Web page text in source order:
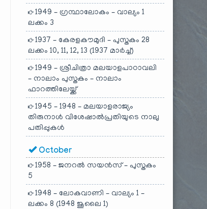
1949 – ഗ്രന്ഥാലോകം – വാല്യം 1
ലക്കം 3
1937 – കേരളകൗമുദി – പുസ്തകം 28
ലക്കം 10, 11, 12, 13 (1937 മാർച്ച്)
1949 – ശ്രീചിത്രാ മലയാളപാഠാവലി
– നാലാം പുസ്തകം – നാലാം
ഫാറത്തിലേയ്ക്ക്
1945 – 1948 – മലയാളരാജ്യം
തിരുനാൾ വിശേഷാൽപ്രതിയുടെ നാലു
പതിപ്പുകൾ
October
1958 – ജനറൽ സയൻസ് – പുസ്തകം
5
1948 – ലോകവാണി – വാല്യം 1 –
ലക്കം 8 (1948 ജൂലൈ 1)